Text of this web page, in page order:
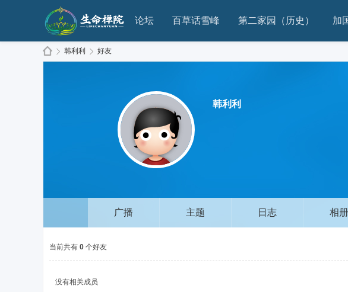
论坛 百草话雪峰 第二家园（历史） 加
韩利利 好友
韩利利
广播 主题 日志 相册
当前共有 0 个好友
没有相关成员